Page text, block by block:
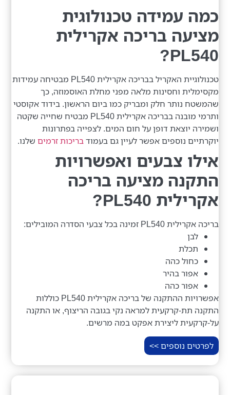
כמה עמידה טכנולוגית
מציעה בריכה אקרילית
PL540?
טכנולוגיית האקריל בבריכה אקרילית PL540 מבטיחה עמידות
מקסימלית וחסינות מלאה מפני מחלת האוסמוזה, כך
שהמשטח נותר חלק ומבריק כמו ביום הראשון. בידוד אקוסטי
ותרמי מובנה בבריכה אקרילית PL540 מבטיח שחייה שקטה
ושמירה יוצאת דופן על חום המים. לצפייה בפתרונות
יוקרתיים נוספים אפשר לעיין גם בעמודבריכות זרמים שלנו.
אילו צבעים ואפשרויות
התקנה מציעה בריכה
אקרילית PL540?
בריכה אקרילית PL540 זמינה בכל צבעי הסדרה המובילים:
לבן
תכלת
כחול כהה
אפור בהיר
אפור כהה
אפשרויות ההתקנה של בריכה אקרילית PL540 כוללות
התקנה תת-קרקעית למראה נקי בגובה הריצוף, או התקנה
על-קרקעית ליצירת אפקט במה מרשים.
לפרטים נוספים >>